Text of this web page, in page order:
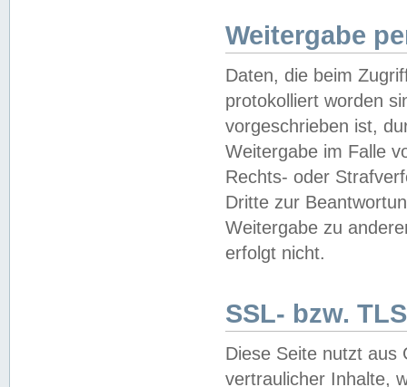
Weitergabe
Daten, die beim
protokolliert worden
vorgeschrieben ist,
Weitergabe im Falle
Rechts- oder
Dritte zur
Weitergabe zu
erfolgt nicht.
SSL- bzw.
Diese Seite nutzt aus
vertraulicher Inhalte,